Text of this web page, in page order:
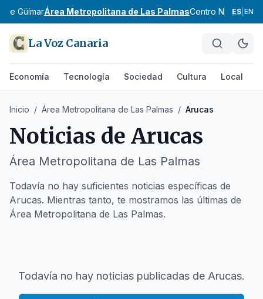
de GüímarÁrea Metropolitana de Las PalmasCentro Norte de
ES EN
La Voz Canaria
Economía Tecnología Sociedad Cultura Local
Inicio / Área Metropolitana de Las Palmas / Arucas
Noticias de Arucas
Área Metropolitana de Las Palmas
Todavía no hay suficientes noticias específicas de
Arucas. Mientras tanto, te mostramos las últimas de
Área Metropolitana de Las Palmas.
Todavía no hay noticias publicadas de Arucas.